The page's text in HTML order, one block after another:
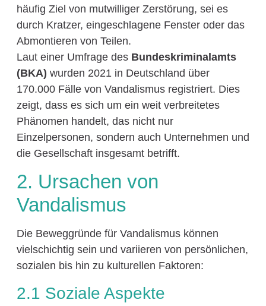
häufig Ziel von mutwilliger Zerstörung, sei es
durch Kratzer, eingeschlagene Fenster oder das
Abmontieren von Teilen.
Laut einer Umfrage des Bundeskriminalamts
(BKA) wurden 2021 in Deutschland über
170.000 Fälle von Vandalismus registriert. Dies
zeigt, dass es sich um ein weit verbreitetes
Phänomen handelt, das nicht nur
Einzelpersonen, sondern auch Unternehmen und
die Gesellschaft insgesamt betrifft.
2. Ursachen von
Vandalismus
Die Beweggründe für Vandalismus können
vielschichtig sein und variieren von persönlichen,
sozialen bis hin zu kulturellen Faktoren:
2.1 Soziale Aspekte